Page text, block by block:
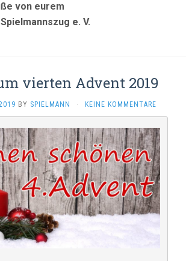
von eurem
e. V.
vierten Advent 2019
BY SPIELMANN · KEINE KOMMENTARE